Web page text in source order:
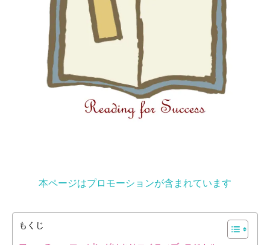
本ページはプロモーションが含まれています
もくじ